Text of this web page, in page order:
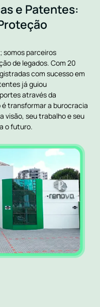
e Patentes:
somos parceiros
de legados. Com 20
com sucesso em
já guiou
através da
é transformar a burocracia
visão, seu trabalho e seu
o futuro.